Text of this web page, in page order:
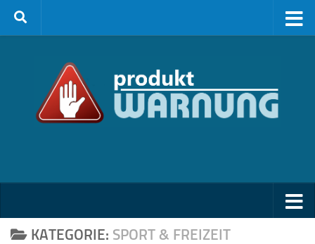
Zum Inhalt springen
KATEGORIE: SPORT & FREIZEIT